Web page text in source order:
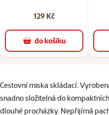
129 Kč
do košíku
superzoo.product.detail.content
Cestovní miska skládací.
snadno složitelná do
dlouhé procházky. Nepřijímá